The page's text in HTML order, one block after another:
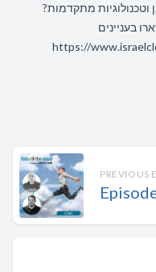
וטכנולוגיות מתקדמות?
בעניינים
https://
PREVIOUS